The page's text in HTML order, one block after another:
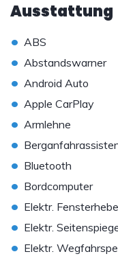
Ausstattung
• ABS
• Abstandswarner
• Android Auto
• Apple CarPlay
• Armlehne
•
• Bluetooth
• Bordcomputer
• Elektr.
• Elektr.
• Elektr.